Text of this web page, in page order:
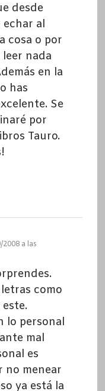
desde
al
cosa o por
nada
en la
has
Se
por
Tauro.
2008 a las
como
lo personal
mal
es
no menear
ya está la